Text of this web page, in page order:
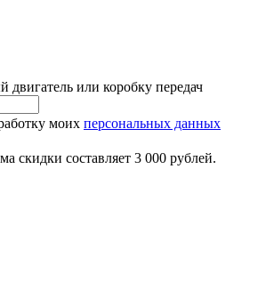
двигатель или коробку передач
моих персональных данных
скидки составляет 3 000 рублей.